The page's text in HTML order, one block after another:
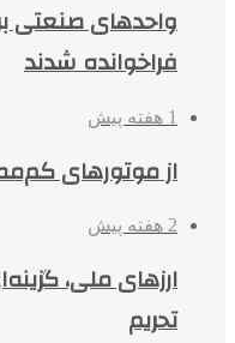
واحدهای صنعتی
فراخوانده شدند
1 هفته پیش
از موتورهای
2 هفته پیش
ارزهای ملی،
تحریم